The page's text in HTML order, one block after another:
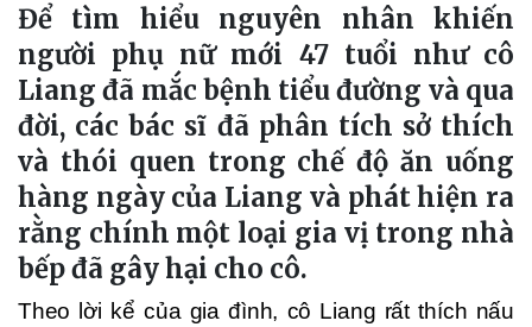
Để tìm hiểu nguyên nhân khiến
người phụ nữ mới 47 tuổi như cô
Liang đã mắc bệnh tiểu đường và qua
đời, các bác sĩ đã phân tích sở thích
và thói quen trong chế độ ăn uống
hàng ngày của Liang và phát hiện ra
rằng chính một loại gia vị trong nhà
bếp đã gây hại cho cô.
Theo lời kể của gia đình, cô Liang rất thích nấu